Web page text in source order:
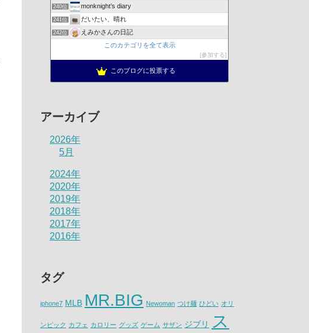
240位 monknight’s diary
241位 だいたい、晴れ
242位
えみかさんの日記
このカテゴリを全て表示
参加する
このブログに投票する
アーカイブ
2026年
5月
2024年
2020年
2019年
2018年
2017年
2016年
タグ
iphone7 MLB MR.BIG Newoman つけ麺 ひどい オリ
ンピック カフェ カロリー グッズ ゲーム サザン ジブリ
ス